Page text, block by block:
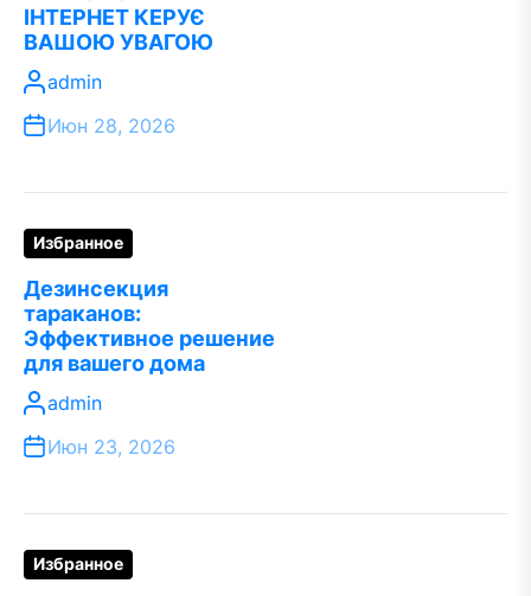
ІНТЕРНЕТ КЕРУЄ
ВАШОЮ УВАГОЮ
admin
Июн 28, 2026
Избранное
Дезинсекция
тараканов:
Эффективное решение
для вашего дома
admin
Июн 23, 2026
Избранное